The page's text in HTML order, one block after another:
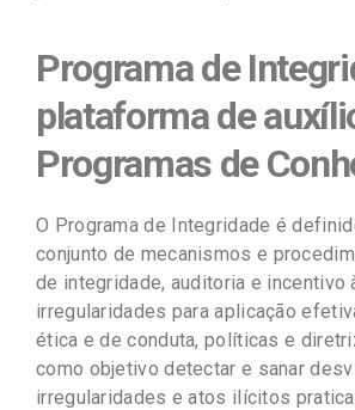
Programa de
plataforma de
Programas de
O Programa de Integridade é
conjunto de mecanismos e
de integridade, auditoria e incentivo
irregularidades para aplicação
ética e de conduta, políticas e
como objetivo detectar e sanar
irregularidades e atos ilícitos